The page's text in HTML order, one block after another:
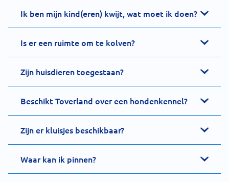
Ik ben mijn kind(eren) kwijt, wat moet ik doen?
Is er een ruimte om te kolven?
Zijn huisdieren toegestaan?
Beschikt Toverland over een hondenkennel?
Zijn er kluisjes beschikbaar?
Waar kan ik pinnen?